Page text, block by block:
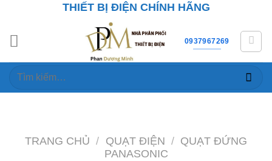
THIẾT BỊ ĐIỆN CHÍNH HÃNG
0937967269
Tìm
TRANG CHỦ / QUẠT ĐIỆN / QUẠT ĐỨNG
PANASONIC